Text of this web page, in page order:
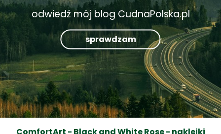
odwiedź mój blog CudnaPolska.pl
sprawdzam
ComfortArt - Black and White Rose - naklejki